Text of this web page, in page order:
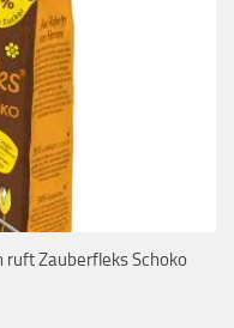
ruft Zauberfleks Schoko